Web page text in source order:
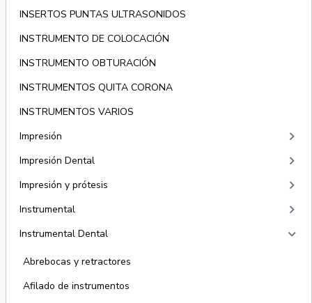
INSERTOS PUNTAS ULTRASONIDOS
INSTRUMENTO DE COLOCACIÓN
INSTRUMENTO OBTURACIÓN
INSTRUMENTOS QUITA CORONA
INSTRUMENTOS VARIOS
Impresión
keyboard_arrow_right
Impresión Dental keyboard_arrow_right
Impresión y prótesis keyboard_arrow_right
Instrumental keyboard_arrow_right
Instrumental Dental keyboard_arrow_right
Abrebocas y retractores
Afilado de instrumentos